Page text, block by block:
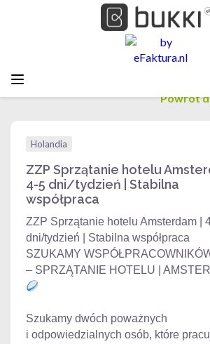
Powrót
Holandia
ZZP Sprzątanie hotelu
4-5 dni/tydzień | Stabilna
współpraca
ZZP Sprzątanie hotelu Amsterdam |
dni/tydzień | Stabilna współpraca
SZUKAMY
– SPRZĄTANIE HOTELU |
Szukamy dwóch poważnych
i odpowiedzialnych osób, które